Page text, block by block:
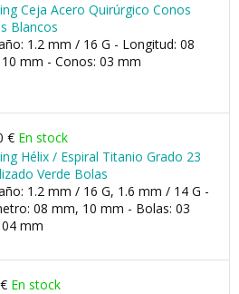
Ceja Acero Quirúrgico Conos
Blancos
1.2 mm / 16 G - Longitud: 08
mm - Conos: 03 mm
€ En stock
Hélix / Espiral Titanio Grado 23
Verde Bolas
1.2 mm / 16 G, 1.6 mm / 14 G -
08 mm, 10 mm - Bolas: 03
mm
En stock